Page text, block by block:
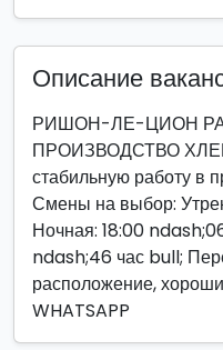
Описание
РИШОН-ЛЕ-ЦИОН
ПРОИЗВОДСТВО
стабильную работу в
Смены на выбор:
Ночная: 18:00
ndash;46 час bull;
расположение,
WHATSAPP